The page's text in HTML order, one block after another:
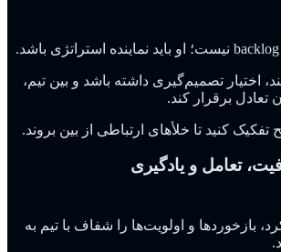
اختیار تصمیم‌گیری داشته باشد و بین تیم،
تعادل برقرار کند.
کنید تا خلأهای ارتباطی از بین بروند.
تعامل و یادگیری
بازخوردها و اولویت‌ها را شفاف با تیم به